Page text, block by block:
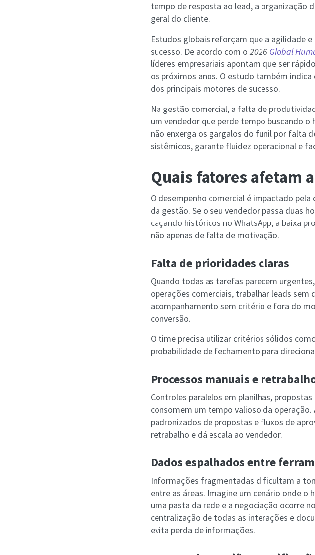
tempo de resposta ao lead, a organização
geral do cliente.
Estudos globais reforçam que a agilidade
sucesso. De acordo com o 2026 Global
líderes empresariais apontam que ser
os próximos anos. O estudo também
dos principais motores de sucesso.
Na gestão comercial, a falta de
um vendedor que perde tempo buscando
não enxerga os gargalos do funil por falta
sistêmicos, garante fluidez operacional e
Quais fatores afetam
O desempenho comercial é impactado
da gestão. Se o seu vendedor passa duas
caçando históricos no WhatsApp, a baixa
não apenas de falta de motivação.
Falta de prioridades claras
Quando todas as tarefas parecem
operações comerciais, trabalhar leads
acompanhamento sem critério e fora do
conversão.
O time precisa utilizar critérios sólidos como
probabilidade de fechamento para
Processos manuais e
Controles paralelos em planilhas,
consomem um tempo valioso da
padronizados de propostas e fluxos de
retrabalho e dá escala ao vendedor.
Dados espalhados entre
Informações fragmentadas dificultam a
entre as áreas. Imagine um cenário onde
uma pasta da rede e a negociação ocorre
centralização de todas as interações e
evita perda de informações.